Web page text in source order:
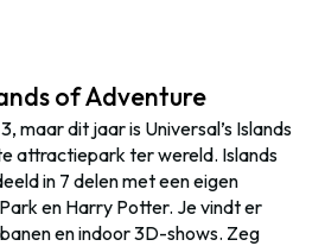
of Adventure
maar dit jaar is Universal’s Islands
attractiepark ter wereld. Islands
in 7 delen met een eigen
en Harry Potter. Je vindt er
en indoor 3D-shows. Zeg